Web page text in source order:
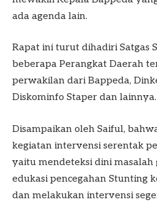
ada agenda lain.
Rapat ini turut dihadiri Satgas
beberapa Perangkat Daerah
perwakilan dari Bappeda,
Diskominfo Staper dan lainnya.
Disampaikan oleh Saiful,
kegiatan intervensi serentak
yaitu mendeteksi dini masalah
edukasi pencegahan Stunting
dan melakukan intervensi